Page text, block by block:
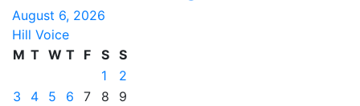
August 6, 2026
Hill Voice
M T W T F S S
1
2
3
4 5 6 7 8
9